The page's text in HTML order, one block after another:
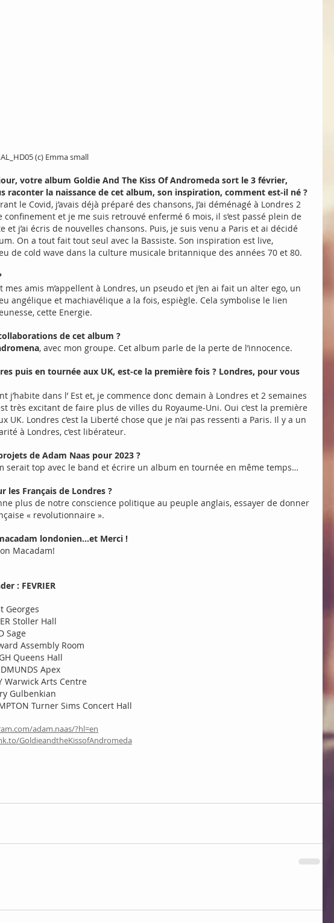
(c) Emma small
votre album Goldie And The Kiss Of Andromeda sort le 3 février,
raconter la naissance de cet album, son inspiration, comment est-il né ?
le Covid, j’avais déjà préparé des chansons, J’ai déménagé à Londres 2
confinement et je me suis retrouvé enfermé 6 mois, il s’est passé plein de
et j’ai écris de nouvelles chansons. Puis, je suis venu a Paris et ai décidé
On a tout fait tout seul avec la Bassiste. Son inspiration est live,
de cold wave dans la culture musicale britannique des années 70 et 80.
mes amis m’appellent à Londres, un pseudo et j’en ai fait un alter ego, un
angélique et machiavélique a la fois, espiègle. Cela symbolise le lien
cette Energie.
de cet album ?
, avec mon groupe. Cet album parle de la perte de l’innocence.
puis en tournée aux UK, est-ce la première fois ? Londres, pour vous
j’habite dans l’ Est et, je commence donc demain à Londres et 2 semaines
très excitant de faire plus de villes du Royaume-Uni. Oui c’est la première
UK. Londres c’est la Liberté chose que je n’ai pas ressenti a Paris. Il y a un
à Londres, c’est libérateur.
de Adam Naas pour 2023 ?
serait top avec le band et écrire un album en tournée en même temps…
les Français de Londres ?
plus de notre conscience politique au peuple anglais, essayer de donner
« revolutionnaire ».
londonien…et Merci !
Macadam!
: FEVRIER
Georges
Stoller Hall
Sage
Assembly Room
Queens Hall
Apex
Warwick Arts Centre
Gulbenkian
Turner Sims Concert Hall
adam.naas/?hl=en
GoldieandtheKissofAndromeda